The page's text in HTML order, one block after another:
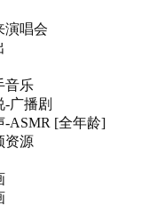
演唱会
音乐
-广播剧
-ASMR [全年龄]
资源